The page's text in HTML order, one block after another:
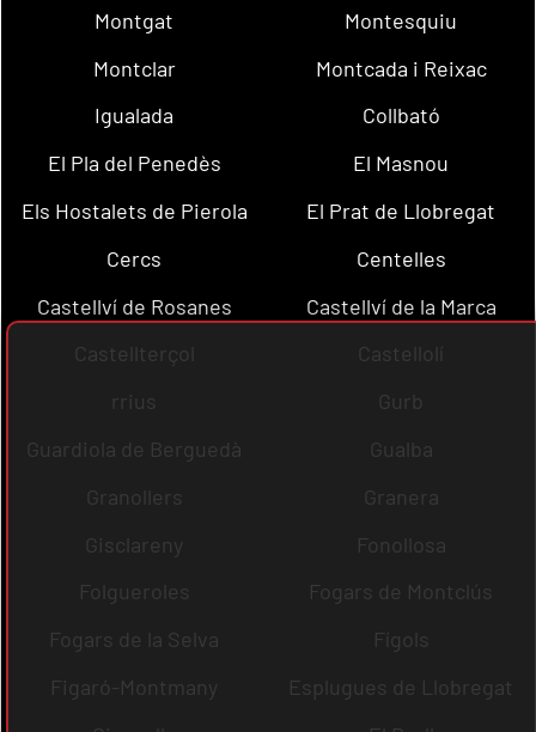
Montgat
Montesquiu
Montclar
Montcada i Reixac
Igualada
Collbató
El Pla del Penedès
El Masnou
Els Hostalets de Pierola
El Prat de Llobregat
Cercs
Centelles
Castellví de Rosanes
Castellví de la Marca
Castellterçol
Castellolí
rrius
Gurb
Guardiola de Berguedà
Gualba
Granollers
Granera
Gisclareny
Fonollosa
Folgueroles
Fogars de Montclús
Fogars de la Selva
Fígols
Figaró-Montmany
Esplugues de Llobregat